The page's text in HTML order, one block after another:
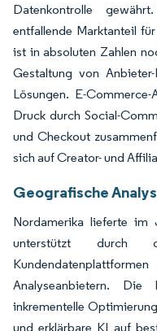
Datenkontrolle
entfallende Marktanteil
ist in absoluten Zahlen
Gestaltung von
Lösungen. E-
Druck durch Social-
und Checkout
sich auf Creator- und
Geografische
Nordamerika lieferte im
unterstützt durch
Analyseanbietern.
inkrementelle
und erklärbare KI auf